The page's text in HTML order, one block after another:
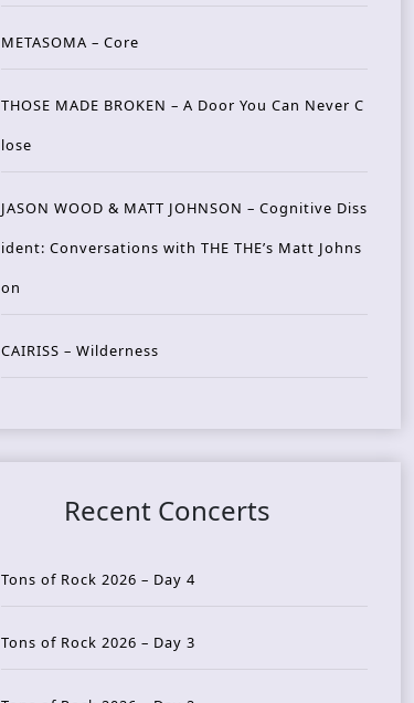
METASOMA – Core
THOSE MADE BROKEN – A Door You Can Never C
lose
JASON WOOD & MATT JOHNSON – Cognitive Diss
ident: Conversations with THE THE’s Matt Johns
on
CAIRISS – Wilderness
Recent Concerts
Tons of Rock 2026 – Day 4
Tons of Rock 2026 – Day 3